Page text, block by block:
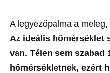
A legyezőpálma a
Az ideális hőmérséklet
van. Télen sem szabad
hőmérsékletnek, ezért